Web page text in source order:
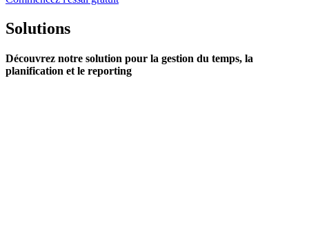
Solutions
Découvrez notre solution pour la gestion du temps, la
planification et le reporting